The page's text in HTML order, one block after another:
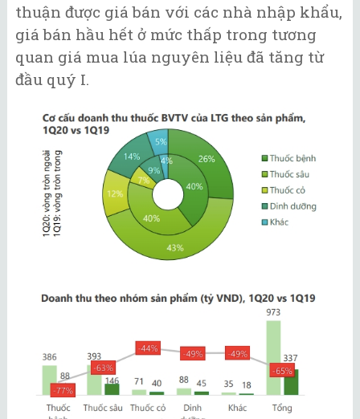
thuận được giá bán với các nhà nhập khẩu,
giá bán hầu hết ở mức thấp trong tương
quan giá mua lúa nguyên liệu đã tăng từ
đầu quý I.